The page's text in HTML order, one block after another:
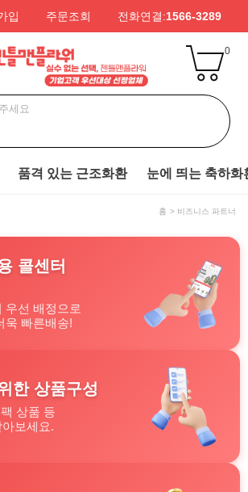
입 주문조회 전화연결:1566-3289
0
품격 있는 근조화환 눈에 띄는 축하화
홈 비즈니스 파트너
콜센터
우선 배정으로
욱 빠른배송!
한 상품구성
상품 등
보세요.